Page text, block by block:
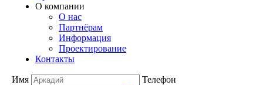
О компании
О нас
Партнёрам
Информация
Проектирование
Контакты
Имя Телефон